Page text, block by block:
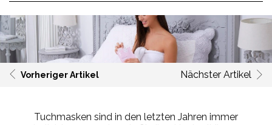
Vorheriger Artikel Nächster Artikel
Tuchmasken sind in den letzten Jahren immer